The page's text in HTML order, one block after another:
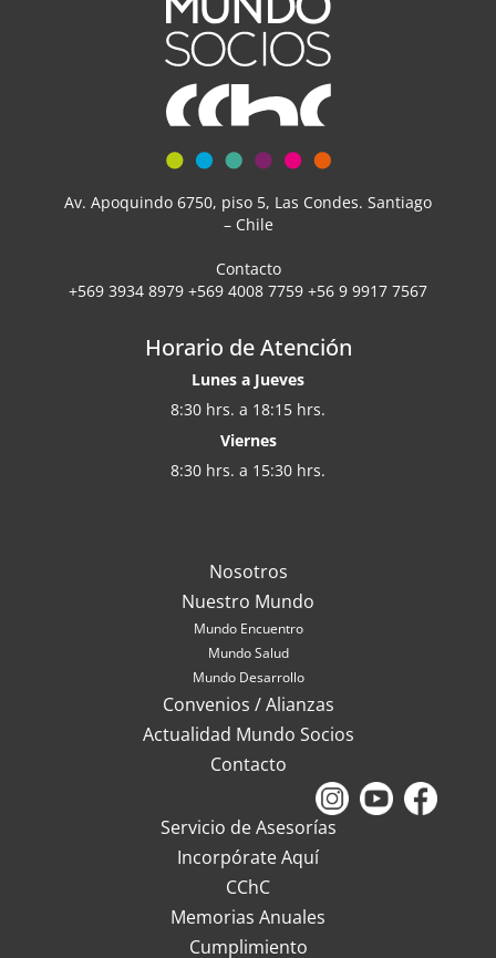
Av. Apoquindo 6750, piso 5, Las Condes. Santiago
– Chile
Contacto
+569 3934 8979 +569 4008 7759 +56 9 9917 7567
Horario de Atención
Lunes a Jueves
8:30 hrs. a 18:15 hrs.
Viernes
8:30 hrs. a 15:30 hrs.
Nosotros
Nuestro Mundo
Mundo Encuentro
Mundo Salud
Mundo Desarrollo
Convenios / Alianzas
Actualidad Mundo Socios
Contacto
Servicio de Asesorías
Incorpórate Aquí
CChC
Memorias Anuales
Cumplimiento